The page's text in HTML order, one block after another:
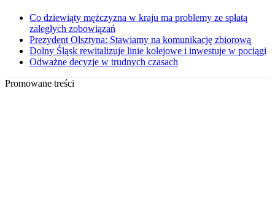
Co dziewiąty mężczyzna w kraju ma problemy ze spłatą
zaległych zobowiązań
Prezydent Olsztyna: Stawiamy na komunikację zbiorową
Dolny Śląsk rewitalizuje linie kolejowe i inwestuje w pociągi
Odważne decyzje w trudnych czasach
Promowane treści